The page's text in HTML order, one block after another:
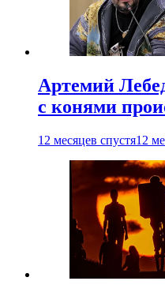
Артемий
с конями
12 месяцев спустя12